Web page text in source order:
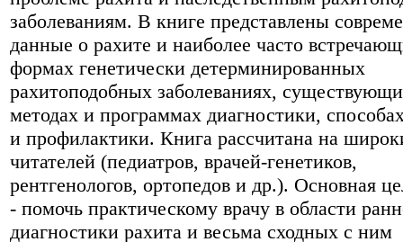
заболеваниям. В книге представлены
данные о рахите и наиболее часто
формах генетически детерминированных
рахитоподобных заболеваниях,
методах и программах диагностики,
и профилактики. Книга рассчитана на
читателей (педиатров, врачей-генетиков,
рентгенологов, ортопедов и др.). Основная
- помочь практическому врачу в области
диагностики рахита и весьма сходных с ним